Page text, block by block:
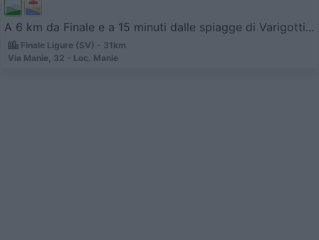
A 6 km da Finale e a 15 minuti dalle spiagge di Varigotti...
Finale Ligure (SV) - 31km
Via Manie, 32 - Loc. Manie